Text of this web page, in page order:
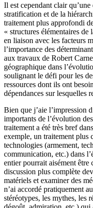
Il est cependant clair
stratification et de la
traitement plus approfondi
« structures élémentaires
en liaison avec les facteurs
l’importance des
aux travaux de Robert
géographique dans
soulignant le défi pour les
ressources dont ils ont
dépendances sur lesquelles
Bien que j’aie l’impression
importants de l’évolution
traitement a été très bref
exemple, un traitement plus
technologies (armement,
communication, etc.) dans
entier pourrait aisément être
discussion plus complète
matériels et examiner des
n’ai accordé pratiquement
stéréotypes, les mythes, les